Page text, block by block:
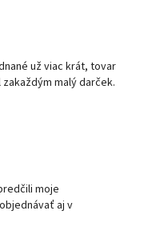
už viac krát, tovar
malý darček.
moje
aj v